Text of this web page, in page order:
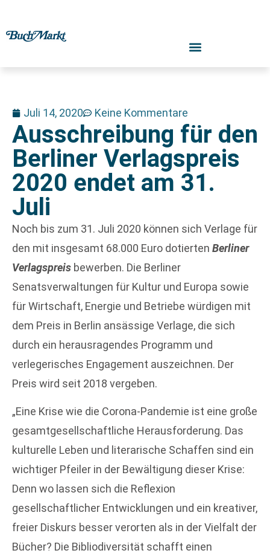
Juli 14, 2020 Keine Kommentare
Ausschreibung für den
Berliner Verlagspreis
2020 endet am 31.
Juli
Noch bis zum 31. Juli 2020 können sich Verlage für
den mit insgesamt 68.000 Euro dotierten Berliner
Verlagspreis bewerben. Die Berliner
Senatsverwaltungen für Kultur und Europa sowie
für Wirtschaft, Energie und Betriebe würdigen mit
dem Preis in Berlin ansässige Verlage, die sich
durch ein herausragendes Programm und
verlegerisches Engagement auszeichnen. Der
Preis wird seit 2018 vergeben.
„Eine Krise wie die Corona-Pandemie ist eine große
gesamtgesellschaftliche Herausforderung. Das
kulturelle Leben und literarische Schaffen sind ein
wichtiger Pfeiler in der Bewältigung dieser Krise:
Denn wo lassen sich die Reflexion
gesellschaftlicher Entwicklungen und ein kreativer,
freier Diskurs besser verorten als in der Vielfalt der
Bücher? Die Bibliodiversität schafft einen